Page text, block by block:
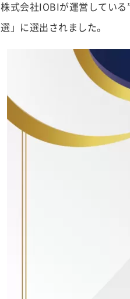
株式会社IOBIが運営してい
選」に選出されました。